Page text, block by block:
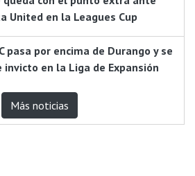
United en la Leagues Cup
pasa por encima de Durango y se
invicto en la Liga de Expansión
Más noticias